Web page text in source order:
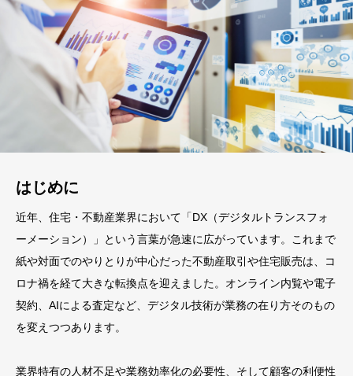
はじめに
近年、住宅・不動産業界において「DX（デジタルトランスフォ
ーメーション）」という言葉が急速に広がっています。これまで
紙や対面でのやりとりが中心だった不動産取引や住宅販売は、コ
ロナ禍を経て大きな転換点を迎えました。オンライン内覧や電子
契約、AIによる査定など、デジタル技術が業務の在り方そのもの
を変えつつあります。
業界特有の人材不足や業務効率化の必要性、そして顧客の利便性